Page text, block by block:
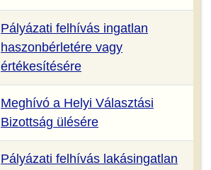
Pályázati felhívás ingatlan
haszonbérletére vagy
értékesítésére
Meghívó a Helyi Választási
Bizottság ülésére
Pályázati felhívás lakásingatlan